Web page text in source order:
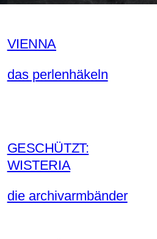
VIENNA
das perlenhäkeln
GESCHÜTZT:
WISTERIA
die archivarmbänder